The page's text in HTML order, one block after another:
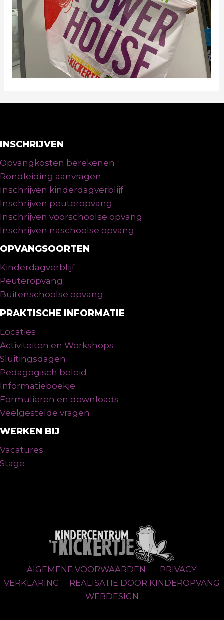
INSCHRIJVEN
Opvangkosten berekenen
Rondleiding aanvragen
Inschrijven kinderdagverblijf
Inschrijven peuteropvang
Inschrijven voorschoolse opvang
Inschrijven naschoolse opvang
OPVANGSOORTEN
Kinderdagverblijf
Peuteropvang
Buitenschoolse opvang
PRAKTISCHE INFORMATIE
Locaties
Activiteiten en Workshops
Sluitingsdagen
Pedagogisch beleid
Informatieboekje
Formulieren en downloads
Veelgestelde vragen
WERKEN BIJ
Vacatures
Stage
AlGEMENE VOORWAARDEN
PRIVACY
VERKLARING
REALISATIE DOOR KINDEROPVANG
WEBDESIGN